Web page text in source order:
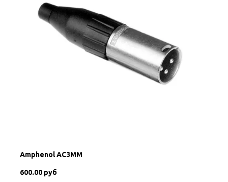
Amphenol AC3MM
600.00 руб